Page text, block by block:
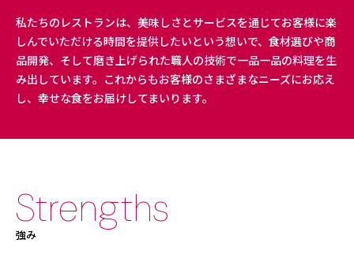
私たちのレストランは、美味しさとサービスを通じてお客様に楽
しんでいただける時間を提供したいという想いで、食材選びや商
品開発、そして磨き上げられた職人の技術で一品一品の料理を生
み出しています。これからもお客様のさまざまなニーズにお応え
し、幸せな食をお届けしてまいります。
強み